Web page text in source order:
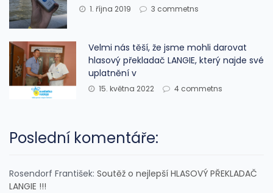
1. října 2019 3 commetns
Velmi nás těší, že jsme mohli darovat
hlasový překladač LANGIE, který najde své
uplatnění v
15. května 2022 4 commetns
Poslední komentáře:
Rosendorf František: Soutěž o nejlepší HLASOVÝ PŘEKLADAČ
LANGIE !!!